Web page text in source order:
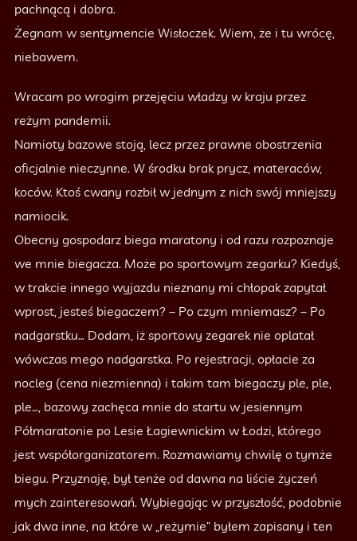
pachnącą i dobra.
Żegnam w sentymencie Wisłoczek. Wiem, że i tu wrócę,
niebawem.
Wracam po wrogim przejęciu władzy w kraju przez
reżym pandemii.
Namioty bazowe stoją, lecz przez prawne obostrzenia
oficjalnie nieczynne. W środku brak prycz, materaców,
koców. Ktoś cwany rozbił w jednym z nich swój mniejszy
namiocik.
Obecny gospodarz biega maratony i od razu rozpoznaje
we mnie biegacza. Może po sportowym zegarku? Kiedyś,
w trakcie innego wyjazdu nieznany mi chłopak zapytał
wprost, jesteś biegaczem? – Po czym mniemasz? – Po
nadgarstku… Dodam, iż sportowy zegarek nie oplatał
wówczas mego nadgarstka. Po rejestracji, opłacie za
nocleg (cena niezmienna) i takim tam biegaczy ple, ple,
ple…, bazowy zachęca mnie do startu w jesiennym
Półmaratonie po Lesie Łagiewnickim w Łodzi, którego
jest współorganizatorem. Rozmawiamy chwilę o tymże
biegu. Przyznaję, był tenże od dawna na liście życzeń
mych zainteresowań. Wybiegając w przyszłość, podobnie
jak dwa inne, na które w „reżymie” byłem zapisany i ten